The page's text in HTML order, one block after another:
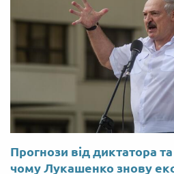
Прогнози від диктатора
чому Лукашенко знову